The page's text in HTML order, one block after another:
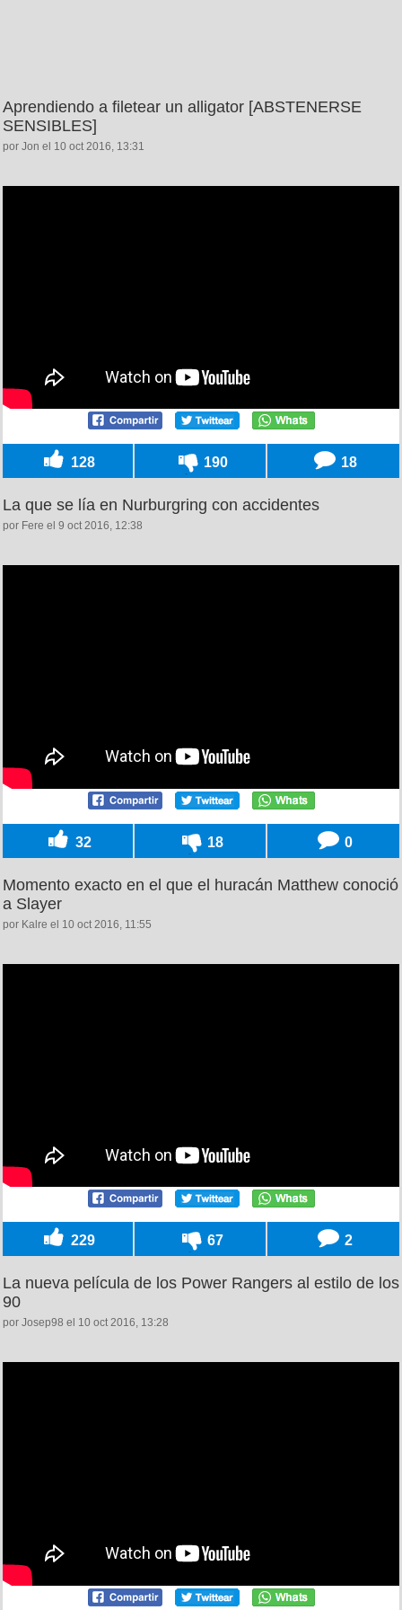
Aprendiendo a filetear un alligator [ABSTENERSE
SENSIBLES]
por Jon el 10 oct 2016, 13:31
128 190 18
La que se lía en Nurburgring con accidentes
por Fere el 9 oct 2016, 12:38
32 18 0
Momento exacto en el que el huracán Matthew conoció
a Slayer
por Kalre el 10 oct 2016, 11:55
229 67 2
La nueva película de los Power Rangers al estilo de los
90
por Josep98 el 10 oct 2016, 13:28